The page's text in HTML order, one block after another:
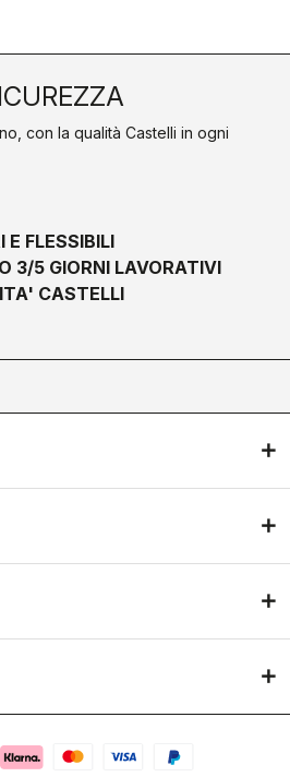
con la qualità Castelli in ogni
E FLESSIBILI
3/5 GIORNI LAVORATIVI
CASTELLI